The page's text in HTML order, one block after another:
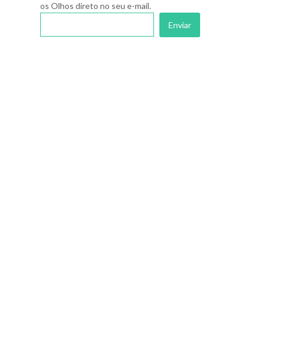
os Olhos direto no seu e-mail.